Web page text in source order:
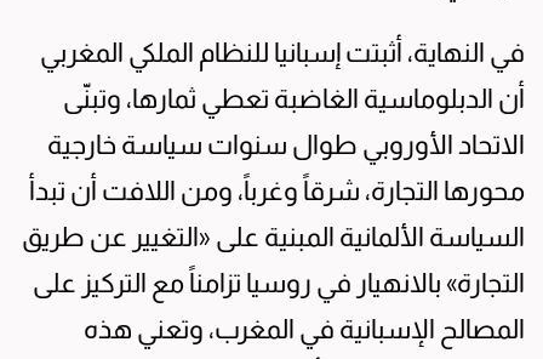
في النهاية، أثبتت إسبانيا للنظام الملكي المغربي
أن الدبلوماسية الغاضبة تعطي ثمارها، وتبنّى
الاتحاد الأوروبي طوال سنوات سياسة خارجية
محورها التجارة، شرقاً وغرباً، ومن اللافت أن تبدأ
السياسة الألمانية المبنية على «التغيير عن طريق
التجارة» بالانهيار في روسيا تزامناً مع التركيز على
المصالح الإسبانية في المغرب، وتعني هذه